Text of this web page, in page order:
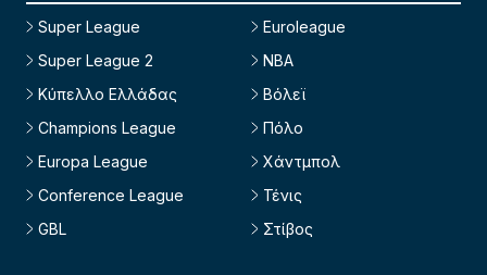
Super League
Super League 2
Κύπελλο Ελλάδας
Champions League
Europa League
Conference League
GBL
Euroleague
NBA
Βόλεϊ
Πόλο
Χάντμπολ
Τένις
Στίβος